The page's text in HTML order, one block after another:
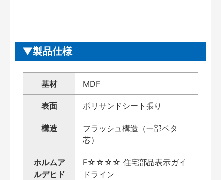
製品仕様
基材 MDF
表面 ポリサンドシート張り
構造
フラッシュ構造（一部ベタ
芯）
ホルムア
ルデヒド
F☆☆☆☆ 住宅部品表示ガイ
ドライン